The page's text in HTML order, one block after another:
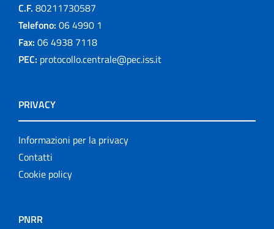
C.F. 80211730587
Telefono: 06 4990 1
Fax: 06 4938 7118
PEC: protocollo.centrale@pec.iss.it
PRIVACY
Informazioni per la privacy
Contatti
Cookie policy
PNRR